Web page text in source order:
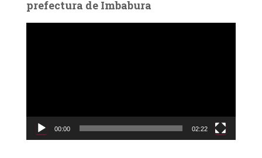
prefectura de Imbabura
c
00:00 02:22